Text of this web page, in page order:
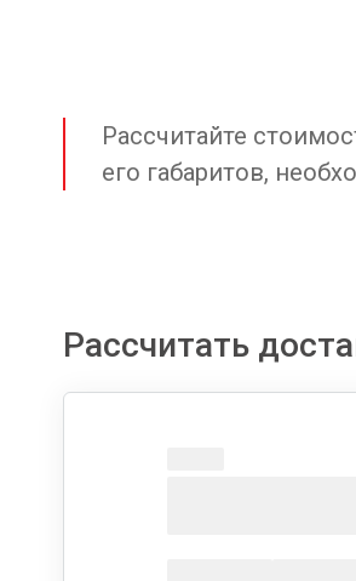
Рассчитайте
его габаритов,
Рассчитать